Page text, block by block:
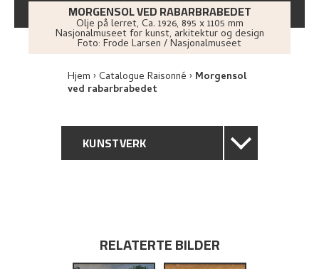
MORGENSOL VED RABARBRABEDET
Olje på lerret, Ca. 1926, 895 x 1105 mm
Nasjonalmuseet for kunst, arkitektur og design
Foto: Frode Larsen / Nasjonalmuseet
Hjem Catalogue Raisonné Morgensol
ved rabarbrabedet
KUNSTVERK
PROVENIENS
RELATERTE BILDER